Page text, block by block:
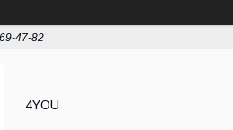
47-82
4YOU